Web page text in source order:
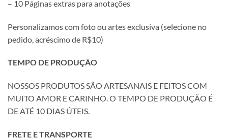
– 10 Páginas extras para anotações
Personalizamos com foto ou artes exclusiva (selecione no
pedido, acréscimo de R$10)
TEMPO DE PRODUÇÃO
NOSSOS PRODUTOS SÃO ARTESANAIS E FEITOS COM
MUITO AMOR E CARINHO. O TEMPO DE PRODUÇÃO É
DE ATÉ 10 DIAS ÚTEIS.
FRETE E TRANSPORTE